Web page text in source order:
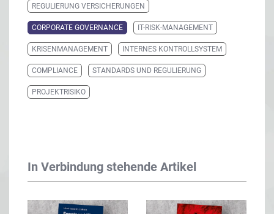
REGULIERUNG VERSICHERUNGEN
CORPORATE GOVERNANCE IT-RISK-MANAGEMENT
KRISENMANAGEMENT INTERNES KONTROLLSYSTEM
COMPLIANCE STANDARDS UND REGULIERUNG
PROJEKTRISIKO
In Verbindung stehende Artikel